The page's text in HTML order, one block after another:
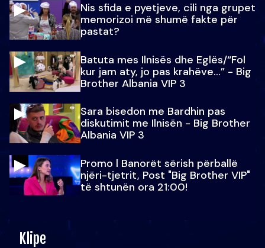
Nis sfida e pyetjeve, cili nga grupet
memorizoi më shumë fakte për
pastat?
Batuta mes Ilnisës dhe Eglës/“Fol
kur jam aty, jo pas krahëve…” - Big
Brother Albania VIP 3
Sara bisedon me Bardhin pas
diskutimit me Ilnisën - Big Brother
Albania VIP 3
Promo l Banorët sërish përballë
njëri-tjetrit, Post "Big Brother VIP"
të shtunën ora 21:00!
Klipe